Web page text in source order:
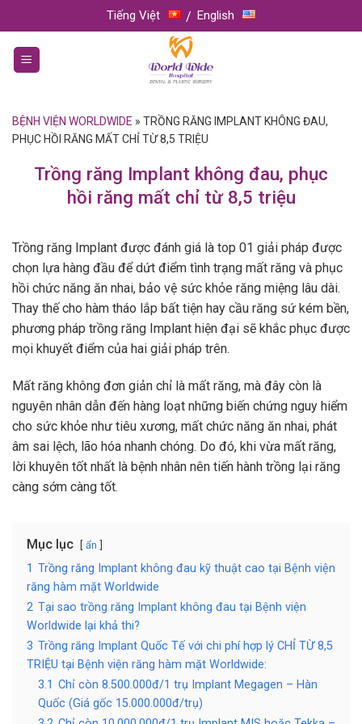
to
content
Tiếng Việt English
BỆNH VIỆN WORLDWIDE » TRỒNG RĂNG IMPLANT KHÔNG ĐAU,
PHỤC HỒI RĂNG MẤT CHỈ TỪ 8,5 TRIỆU
Trồng răng Implant không đau, phục
hồi răng mất chỉ từ 8,5 triệu
Trồng răng Implant được đánh giá là top 01 giải pháp được
chọn lựa hàng đầu để dứt điểm tình trạng mất răng và phục
hồi chức năng ăn nhai, bảo vệ sức khỏe răng miệng lâu dài.
Thay thế cho hàm tháo lắp bất tiện hay cầu răng sứ kém bền,
phương pháp trồng răng Implant hiện đại sẽ khắc phục được
mọi khuyết điểm của hai giải pháp trên.
Mất răng không đơn giản chỉ là mất răng, mà đây còn là
nguyên nhân dẫn đến hàng loạt những biến chứng nguy hiểm
cho sức khỏe như tiêu xương, mất chức năng ăn nhai, phát
âm sai lệch, lão hóa nhanh chóng. Do đó, khi vừa mất răng,
lời khuyên tốt nhất là bệnh nhân nên tiến hành trồng lại răng
càng sớm càng tốt.
Mục lục ẩn
1 Trồng răng Implant không đau kỹ thuật cao tại Bệnh viện
răng hàm mặt Worldwide
2 Tại sao trồng răng Implant không đau tại Bệnh viện
Worldwide lại khả thi?
3 Trồng răng Implant Quốc Tế với chi phí hợp lý CHỈ TỪ 8,5
TRIỆU tại Bệnh viện răng hàm mặt Worldwide:
3.1 Chỉ còn 8.500.000đ/1 trụ Implant Megagen – Hàn
Quốc (Giá gốc 15.000.000đ/trụ)